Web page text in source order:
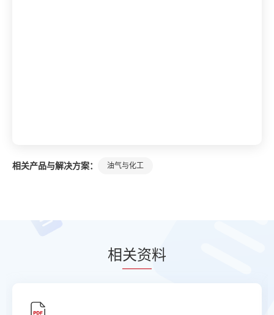
相关产品与解决方案： 油气与化工
相关资料